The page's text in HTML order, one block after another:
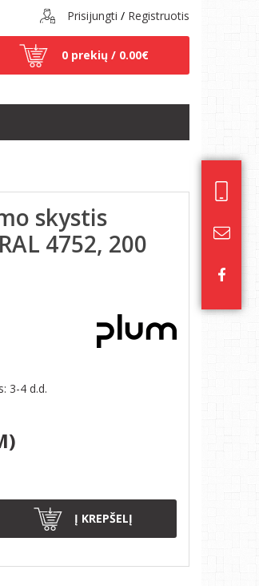
Prisijungti / Registruotis
0 prekių / 0.00€
skystis
4752, 200
3-4 d.d.
Į KREPŠELĮ